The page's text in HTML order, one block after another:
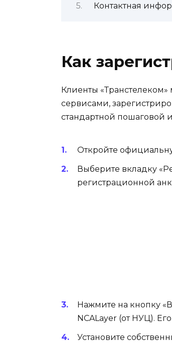
Контактная
Как
Клиенты «Транстелеком»
сервисами,
стандартной пошаговой
Откройте
Выберите вкладку
регистрационной
Нажмите на кнопку
NCALayer (от НУЦ).
Установите